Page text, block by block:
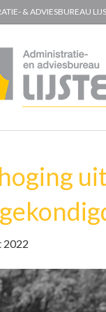
& ADVIESBUREAU
2022